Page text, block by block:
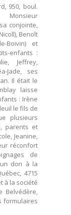
950, boul.
Monsieur
conjointe,
Benoît
Boivin) et
enfants :
Jeffrey,
Jade, ses
Il était le
laisse
: Irène
le fils de
plusieurs
parents et
Jeanine,
réconfort
de
don à la
4715
à la société
Belvédère,
formulaires